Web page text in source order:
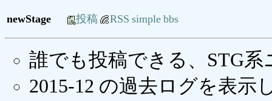
newStage 投稿 RSS simple bbs
誰でも投稿できる、STG
2015-12 の過去ログを表示